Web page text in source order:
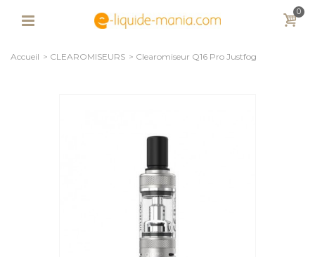
0
Accueil > CLEAROMISEURS > Clearomiseur Q16 Pro Justfog